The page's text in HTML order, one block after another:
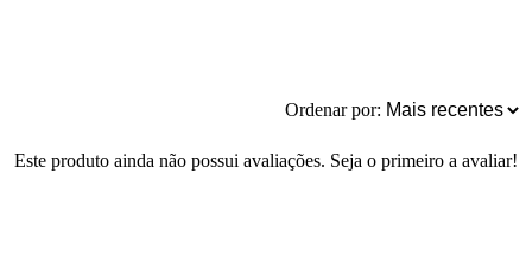
Ordenar por:
Este produto ainda não possui avaliações. Seja o primeiro a avaliar!